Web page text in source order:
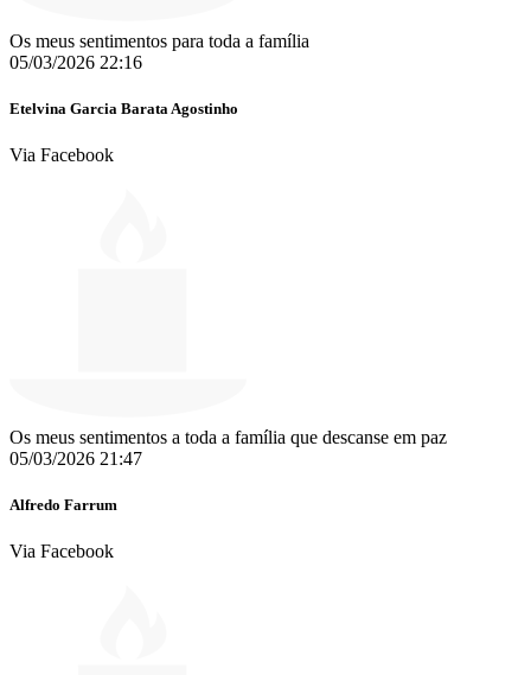
Os meus sentimentos para toda a família
05/03/2026 22:16
Etelvina Garcia Barata Agostinho
Via Facebook
Os meus sentimentos a toda a família que descanse em paz
05/03/2026 21:47
Alfredo Farrum
Via Facebook